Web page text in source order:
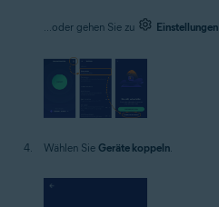
...oder gehen Sie zu Einstellungen
Wählen Sie Geräte koppeln